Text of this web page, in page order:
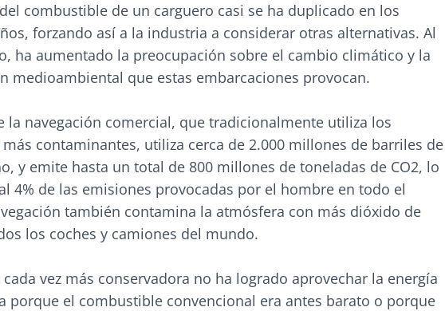
combustible de un carguero casi se ha duplicado en los
forzando así a la industria a considerar otras alternativas. Al
ha aumentado la preocupación sobre el cambio climático y la
medioambiental que estas embarcaciones provocan.
la navegación comercial, que tradicionalmente utiliza los
contaminantes, utiliza cerca de 2.000 millones de barriles de
y emite hasta un total de 800 millones de toneladas de CO2, lo
4% de las emisiones provocadas por el hombre en todo el
también contamina la atmósfera con más dióxido de
los coches y camiones del mundo.
vez más conservadora no ha logrado aprovechar la energía
porque el combustible convencional era antes barato o porque